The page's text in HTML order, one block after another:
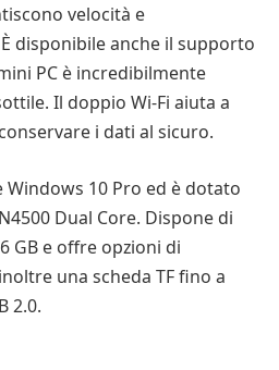
velocità e
disponibile anche il supporto
PC è incredibilmente
Il doppio Wi-Fi aiuta a
i dati al sicuro.
Windows 10 Pro ed è dotato
Dual Core. Dispone di
GB e offre opzioni di
una scheda TF fino a
2.0.